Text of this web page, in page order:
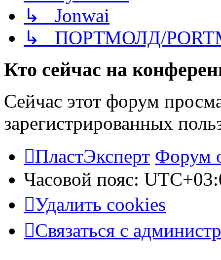
↳ Jonwai
↳ ПОРТМОЛД/
Кто сейчас на
Сейчас этот форум
зарегистрированных
ПластЭксперт Форум
Часовой пояс:
Удалить cookies
Связаться с